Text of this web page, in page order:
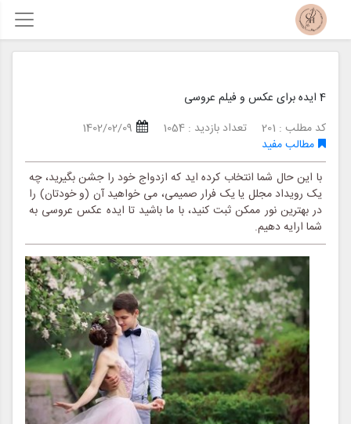
4 ایده برای عکس و فیلم عروسی
کد مطلب : 201
تعداد بازدید : 1054
1402/02/09
مطالب مفید
با این حال شما انتخاب کرده اید که ازدواج خود را جشن بگیرید، چه
یک رویداد مجلل یا یک فرار صمیمی، می خواهید آن (و خودتان) را
در بهترین نور ممکن ثبت کنید، با ما باشید تا ایده عکس عروسی به
شما ارایه دهیم.